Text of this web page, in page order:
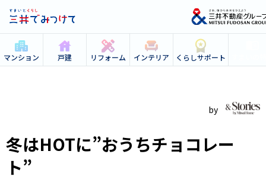
マンション 戸建 リフォーム インテリア くらしサポート
冬はHOTに”おうちチョコレー
ト”